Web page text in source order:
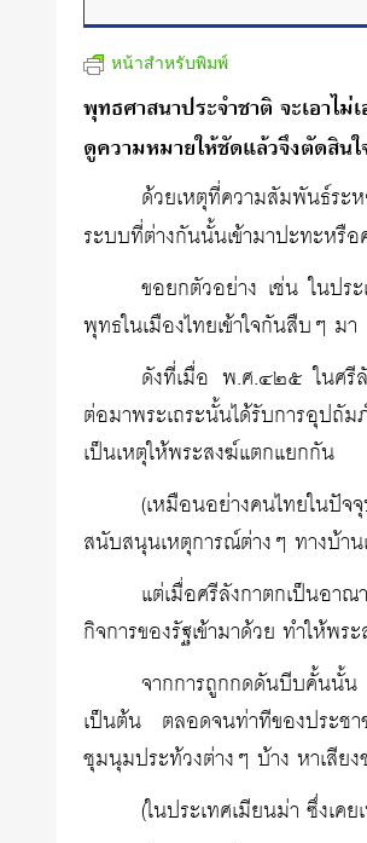
หน้าสำหรับพิมพ์
พุทธศาสนาประจำชาติ จะเอาไม่
ดูความหมายให้ชัดแล้วจึงตัดสิน
ด้วยเหตุที่ความสัมพันธ์ระ
ระบบที่ต่างกันนั้นเข้ามาปะทะหรื
ขอยกตัวอย่าง เช่น ในปร
พุทธในเมืองไทยเข้าใจกันสืบๆ มา
ดังที่เมื่อ พ.ศ.๔๒๕ ในศรีลั
ต่อมาพระเถระนั้นได้รับการอุป
เป็นเหตุให้พระสงฆ์แตกแยกกัน
(เหมือนอย่างคนไทยในปั
สนับสนุนเหตุการณ์ต่างๆ ทางบ้าน
แต่เมื่อศรีลังกาตกเป็นอา
กิจการของรัฐเข้ามาด้วย ทำให้พ
จากการถูกกดดันบีบคั้นนั้น
เป็นต้น ตลอดจนท่าทีของประชา
ชุมนุมประท้วงต่างๆ บ้าง หาเสีย
(ในประเทศเมียนม่า ซึ่งเ